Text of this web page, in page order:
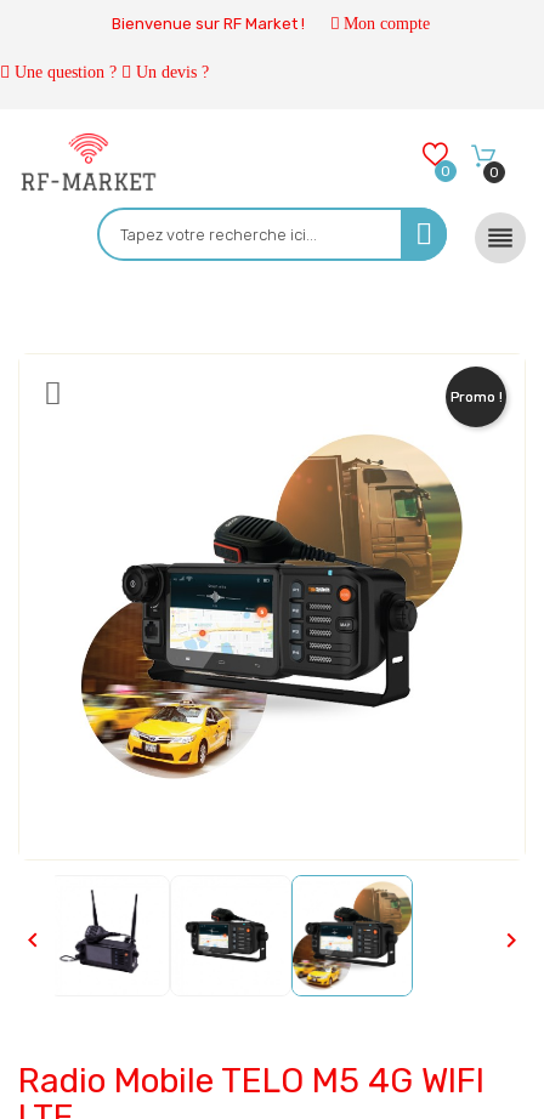
Bienvenue sur RF Market ! Mon compte
Une question ? Un devis ?
0 0

Promo !
 
Radio Mobile TELO M5 4G WIFI